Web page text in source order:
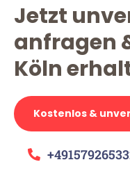
Jetzt
anfragen
Köln
Kostenlos &